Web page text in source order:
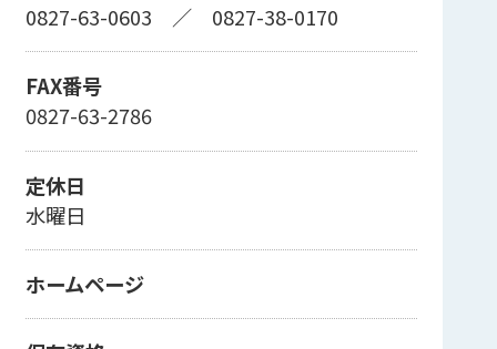
0827-63-0603 ／ 0827-38-0170
FAX番号
0827-63-2786
定休日
水曜日
ホームページ